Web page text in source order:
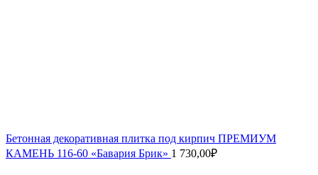
Бетонная декоративная плитка под кирпич ПРЕМИУМ
КАМЕНЬ 116-60 «Бавария Брик» 1 730,00₽